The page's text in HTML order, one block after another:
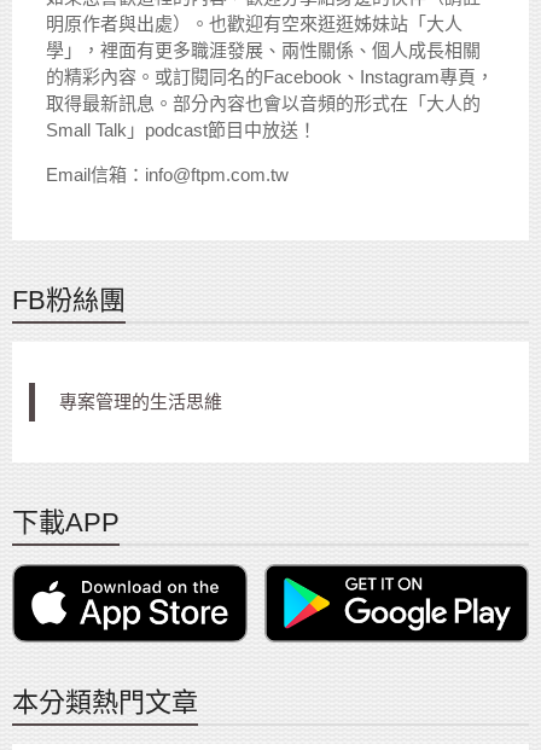
明原作者與出處）。也歡迎有空來逛逛姊妹站「大人
學」，裡面有更多職涯發展、兩性關係、個人成長相關
的精彩內容。或訂閱同名的Facebook、Instagram專頁，
取得最新訊息。部分內容也會以音頻的形式在「大人的
Small Talk」podcast節目中放送！
Email信箱：info@ftpm.com.tw
FB粉絲團
專案管理的生活思維
下載APP
本分類熱門文章